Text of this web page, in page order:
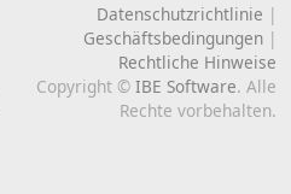
Datenschutzrichtlinie |
Geschäftsbedingungen |
Rechtliche Hinweise
Copyright © IBE Software. Alle
Rechte vorbehalten.